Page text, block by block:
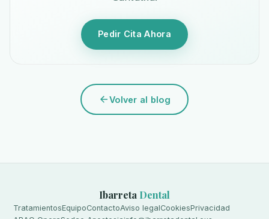
Pedir Cita Ahora
Volver al blog
Ibarreta Dental
TratamientosEquipoContactoAviso legalCookiesPrivacidad